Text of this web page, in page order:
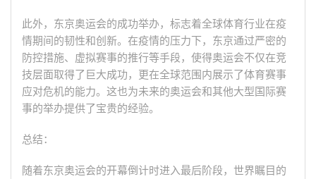
此外，东京奥运会的成功举办，标志着全球体育行业在疫
情期间的韧性和创新。在疫情的压力下，东京通过严密的
防控措施、虚拟赛事的推行等手段，使得奥运会不仅在竞
技层面取得了巨大成功，更在全球范围内展示了体育赛事
应对危机的能力。这也为未来的奥运会和其他大型国际赛
事的举办提供了宝贵的经验。
总结：
随着东京奥运会的开幕倒计时进入最后阶段，世界瞩目的